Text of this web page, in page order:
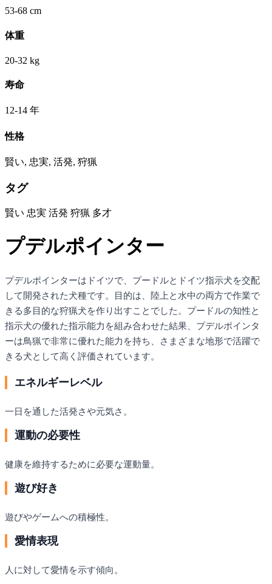
53-68 cm
体重
20-32 kg
寿命
12-14 年
性格
賢い, 忠実, 活発, 狩猟
タグ
賢い 忠実 活発 狩猟 多才
プデルポインター
プデルポインターはドイツで、プードルとドイツ指示犬を交配
して開発された犬種です。目的は、陸上と水中の両方で作業で
きる多目的な狩猟犬を作り出すことでした。プードルの知性と
指示犬の優れた指示能力を組み合わせた結果、プデルポインタ
ーは鳥猟で非常に優れた能力を持ち、さまざまな地形で活躍で
きる犬として高く評価されています。
エネルギーレベル
一日を通した活発さや元気さ。
運動の必要性
健康を維持するために必要な運動量。
遊び好き
遊びやゲームへの積極性。
愛情表現
人に対して愛情を示す傾向。